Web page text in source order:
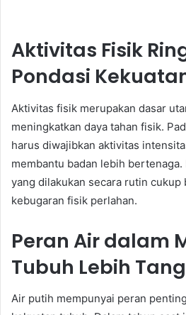
Aktivitas Fisik
Pondasi
Aktivitas fisik merupakan dasar
meningkatkan daya tahan fisik.
harus diwajibkan aktivitas
membantu badan lebih
yang dilakukan secara rutin cukup
kebugaran fisik perlahan.
Peran Air dalam
Tubuh Lebih
Air putih mempunyai peran